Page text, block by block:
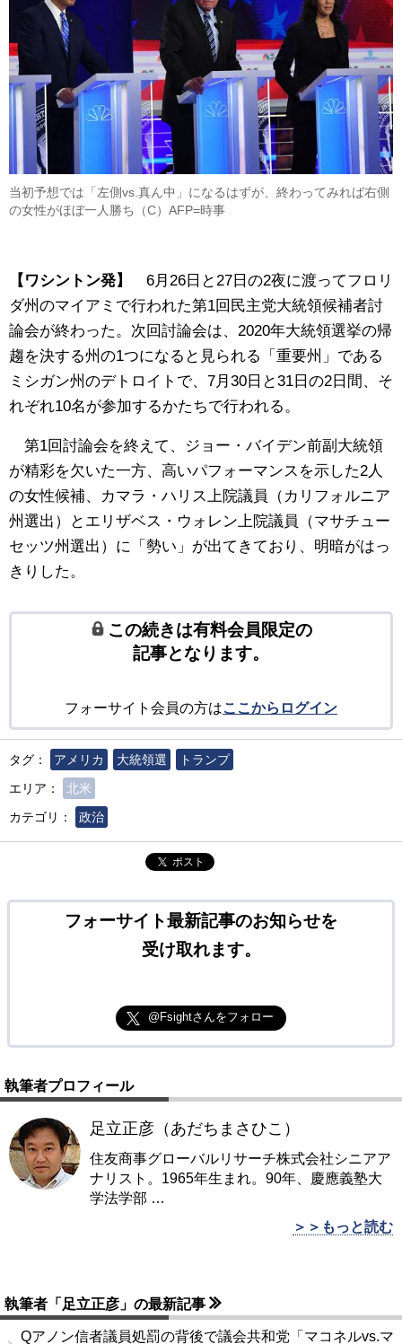
当初予想では「左側vs.真ん中」になるはずが、終わってみれば右側
の女性がほぼ一人勝ち（C）AFP=時事
【ワシントン発】
6月26日と27日の2夜に渡ってフロリ
ダ州のマイアミで行われた第1回民主党大統領候補者討
論会が終わった。次回討論会は、2020年大統領選挙の帰
趨を決する州の1つになると見られる「重要州」である
ミシガン州のデトロイトで、7月30日と31日の2日間、そ
れぞれ10名が参加するかたちで行われる。
第1回討論会を終えて、ジョー・バイデン前副大統領
が精彩を欠いた一方、高いパフォーマンスを示した2人
の女性候補、カマラ・ハリス上院議員（カリフォルニア
州選出）とエリザベス・ウォレン上院議員（マサチュー
セッツ州選出）に「勢い」が出てきており、明暗がはっ
きりした。
この続きは有料会員限定の
記事となります。
フォーサイト会員の方はここからログイン
タグ： アメリカ 大統領選
トランプ
エリア：
北米
カテゴリ：
政治
ポスト
フォーサイト最新記事のお知らせを
受け取れます。
@Fsightさんをフォロー
執筆者プロフィール
足立正彦（あだちまさひこ）
住友商事グローバルリサーチ株式会社シニアア
ナリスト。1965年生まれ。90年、慶應義塾大
学法学部 …
＞＞もっと読む
執筆者「足立正彦」の最新記事
Qアノン信者議員処罰の背後で議会共和党「マコネルvs.マ